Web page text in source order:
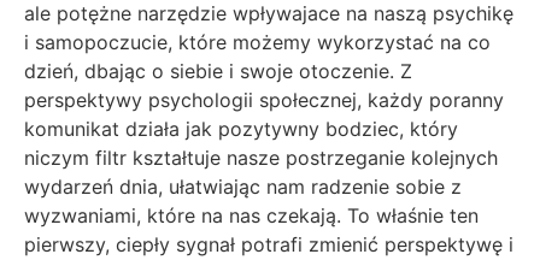
ale potężne narzędzie wpływajace na naszą psychikę
i samopoczucie, które możemy wykorzystać na co
dzień, dbając o siebie i swoje otoczenie. Z
perspektywy psychologii społecznej, każdy poranny
komunikat działa jak pozytywny bodziec, który
niczym filtr kształtuje nasze postrzeganie kolejnych
wydarzeń dnia, ułatwiając nam radzenie sobie z
wyzwaniami, które na nas czekają. To właśnie ten
pierwszy, ciepły sygnał potrafi zmienić perspektywę i